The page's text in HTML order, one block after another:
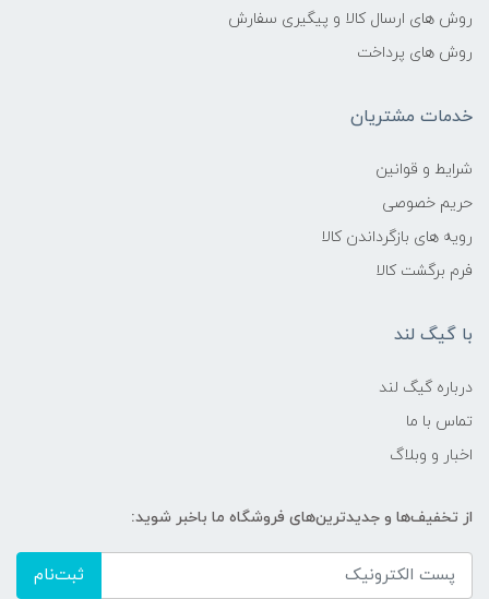
روش های ارسال کالا و پیگیری سفارش
روش های پرداخت
خدمات مشتریان
شرایط و قوانین
حریم خصوصی
رویه های بازگرداندن کالا
فرم برگشت کالا
با گیگ لند
درباره گیگ لند
تماس با ما
اخبار و وبلاگ
از تخفیف‌ها و جدیدترین‌های فروشگاه ما باخبر شوید:
ثبت‌نام